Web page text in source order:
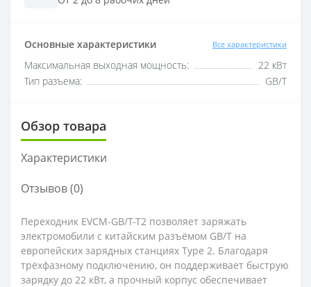
Основные характеристики Все характеристики
Максимальная выходная мощность:
22 кВт
Тип разъема:
GB/T
Обзор товара
Характеристики
Отзывов (0)
Переходник EVCM-GB/T-T2 позволяет заряжать
электромобили с китайским разъёмом GB/T на
европейских зарядных станциях Type 2. Благодаря
трёхфазному подключению, он поддерживает быструю
зарядку до 22 кВт, а прочный корпус обеспечивает